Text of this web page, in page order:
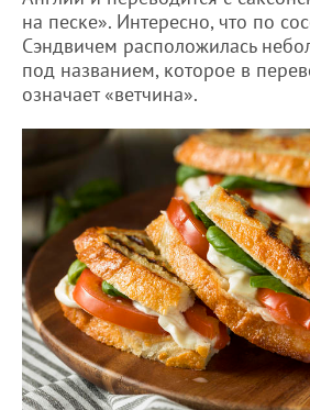
на песке». Интересно, что по
Сэндвичем расположилась
под названием, которое в
означает «ветчина».